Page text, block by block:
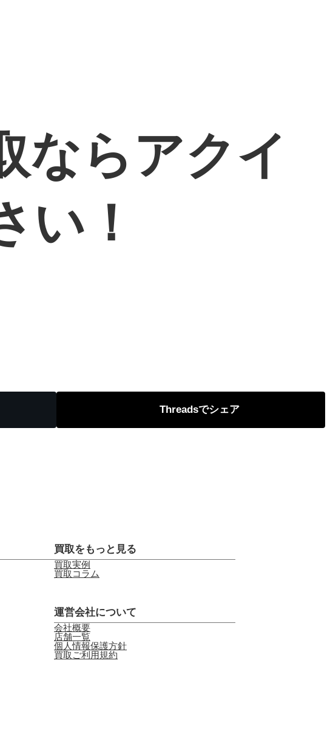
ならアクイ
い！
Threads
買取をもっと見る
買取実例
買取コラム
運営会社について
会社概要
店舗一覧
個人情報保護方針
買取ご利用規約